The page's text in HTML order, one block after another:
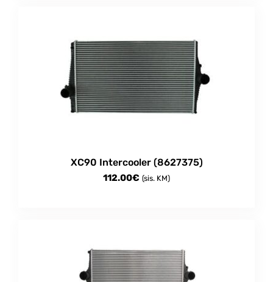
XC90 Intercooler (8627375)
112.00€ (sis. KM)